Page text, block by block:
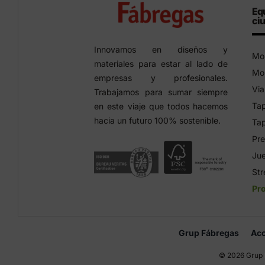
Innovamos en diseños y
materiales para estar al lado de
empresas y profesionales.
Trabajamos para sumar siempre
en este viaje que todos hacemos
hacia un futuro 100% sostenible.
Grup Fábregas
© 2026 Grup